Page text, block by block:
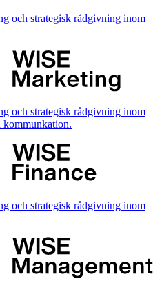
och strategisk rådgivning inom
och strategisk rådgivning inom
kommunkation.
och strategisk rådgivning inom